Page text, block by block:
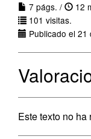
7 págs. /
12
101 visitas.
Publicado el
Este texto no